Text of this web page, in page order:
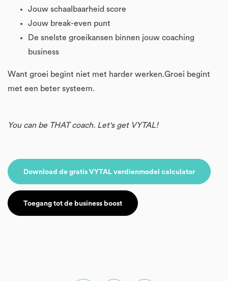
Jouw schaalbaarheid score
Jouw break-even punt
De snelste groeikansen binnen jouw coaching
business
Want groei begint niet met harder werken.Groei begint
met een beter systeem.
You can be THAT coach. Let's get VYTAL!
Download de gratis VYTAL verdienmodel calculator
Toegang tot de business boost